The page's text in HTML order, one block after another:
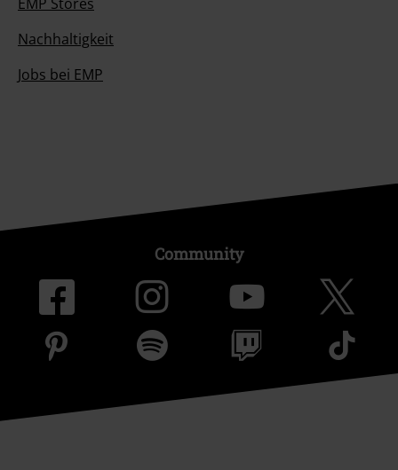
Nachhaltigkeit
Jobs bei EMP
Community